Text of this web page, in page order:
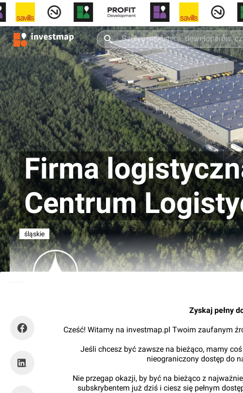
Firma
Centrum
śląskie
Zyskaj pełny
Cześć! Witamy na investmap.pl Twoim zaufanym
Jeśli chcesz być zawsze na bieżąco, mamy
nieograniczony dostęp do
Nie przegap okazji, by być na bieżąco z
subskrybentem już dziś i ciesz się pełnym